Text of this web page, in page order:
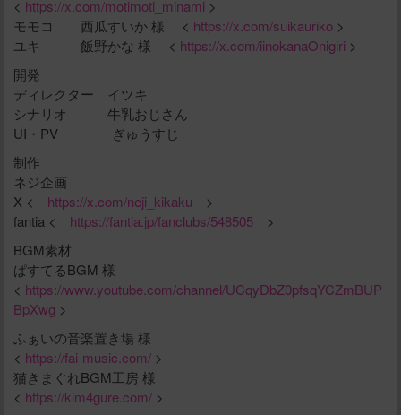
< https://x.com/motimoti_minami >
モモコ 西瓜すいか 様 < https://x.com/suikauriko >
ユキ 飯野かな 様 < https://x.com/iinokanaOnigiri >
開発
ディレクター イツキ
シナリオ 牛乳おじさん
UI・PV ぎゅうすじ
制作
ネジ企画
X < https://x.com/neji_kikaku >
fantia < https://fantia.jp/fanclubs/548505 >
BGM素材
ぱすてるBGM 様
< https://www.youtube.com/channel/UCqyDbZ0pfsqYCZmBUP
BpXwg >
ふぁいの音楽置き場 様
< https://fai-music.com/ >
猫きまぐれBGM工房 様
< https://kim4gure.com/ >